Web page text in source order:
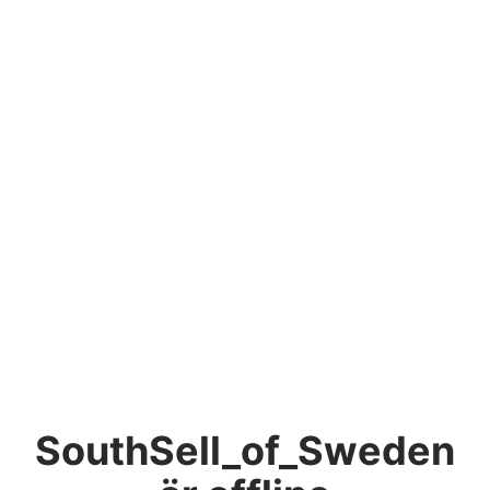
SouthSell_of_Sweden